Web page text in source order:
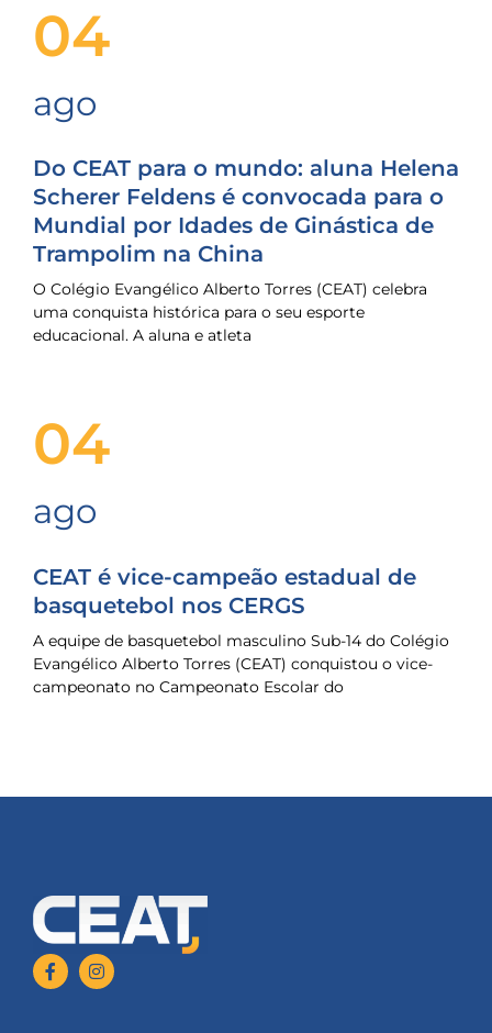
04
ago
Do CEAT para o mundo: aluna Helena
Scherer Feldens é convocada para o
Mundial por Idades de Ginástica de
Trampolim na China
O Colégio Evangélico Alberto Torres (CEAT) celebra
uma conquista histórica para o seu esporte
educacional. A aluna e atleta
04
ago
CEAT é vice-campeão estadual de
basquetebol nos CERGS
A equipe de basquetebol masculino Sub-14 do Colégio
Evangélico Alberto Torres (CEAT) conquistou o vice-
campeonato no Campeonato Escolar do